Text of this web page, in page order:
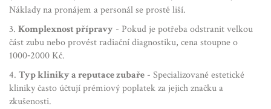
Náklady na pronájem a personál se prostě liší.
3. Komplexnost přípravy - Pokud je potřeba odstranit velkou
část zubu nebo provést radiační diagnostiku, cena stoupne o
1000‑2000 Kč.
4. Typ kliniky a reputace zubaře - Specializované estetické
kliniky často účtují prémiový poplatek za jejich značku a
zkušenosti.